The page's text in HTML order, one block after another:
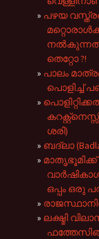
പഴയ
നൽകുന്നത്
തെറ്റോ ?!
പാലം
പൊളിച്ച്
ശരി)
ബദ്‌ലാ
ഒപ്പം ഒരു
ലക്ഷ്മി